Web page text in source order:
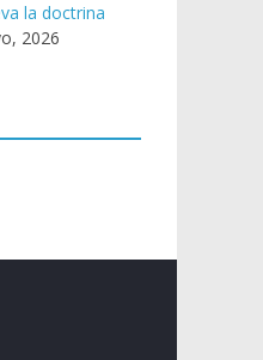
la doctrina
2026